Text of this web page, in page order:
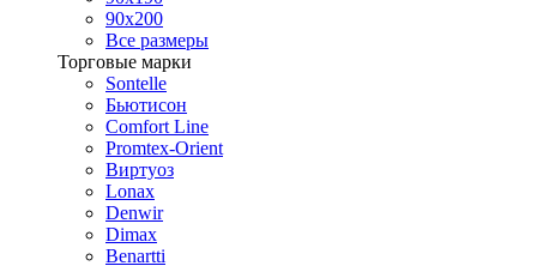
90х200
Все размеры
Торговые марки
Sontelle
Бьютисон
Comfort Line
Promtex-Orient
Виртуоз
Lonax
Denwir
Dimax
Benartti